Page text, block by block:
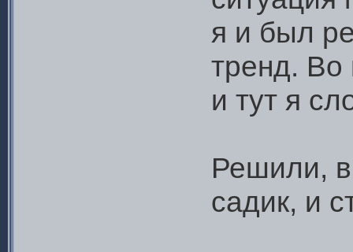
я и был
тренд. Во
и тут я
Решили,
садик, и